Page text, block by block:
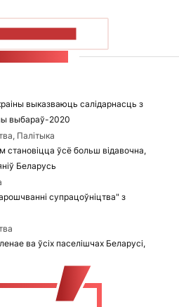
выказваюць салідарнасць з
выбараў-2020
Палітыка
становіцца ўсё больш відавочна,
Беларусь
супрацоўніцтва" з
ва ўсіх паселішчах Беларусі,